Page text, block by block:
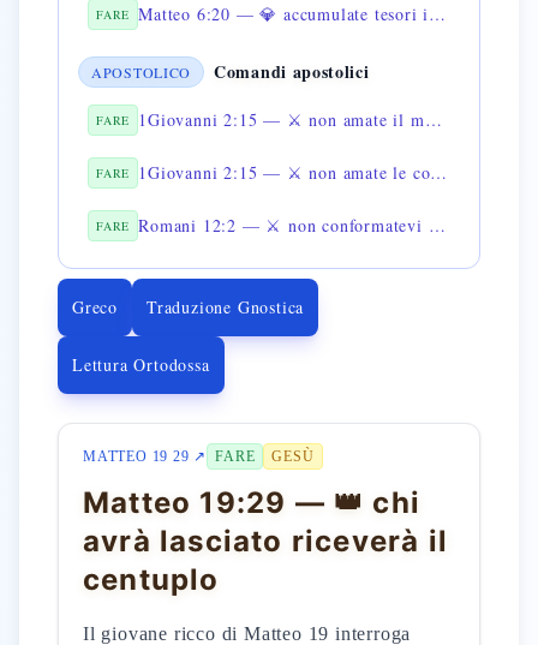
FARE Matteo 6:20 — 💎 accumulate tesori in cielo
APOSTOLICO Comandi apostolici
FARE 1Giovanni 2:15 — ⚔️ non amate il mondo
FARE 1Giovanni 2:15 — ⚔️ non amate le cose del mondo
FARE Romani 12:2 — ⚔️ non conformatevi a questo mondo
Greco Traduzione Gnostica
Lettura Ortodossa
MATTEO 19 29 ↗ FARE GESÙ
Matteo 19:29 — 👑 chi
avrà lasciato riceverà il
centuplo
Il giovane ricco di Matteo 19 interroga